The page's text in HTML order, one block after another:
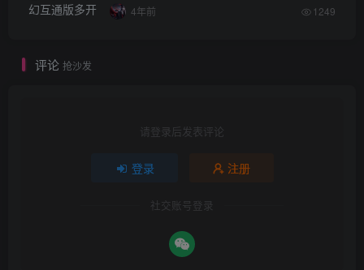
4年前 1249
评论 抢沙发
请登录后发表评论
登录 注册
社交账号登录